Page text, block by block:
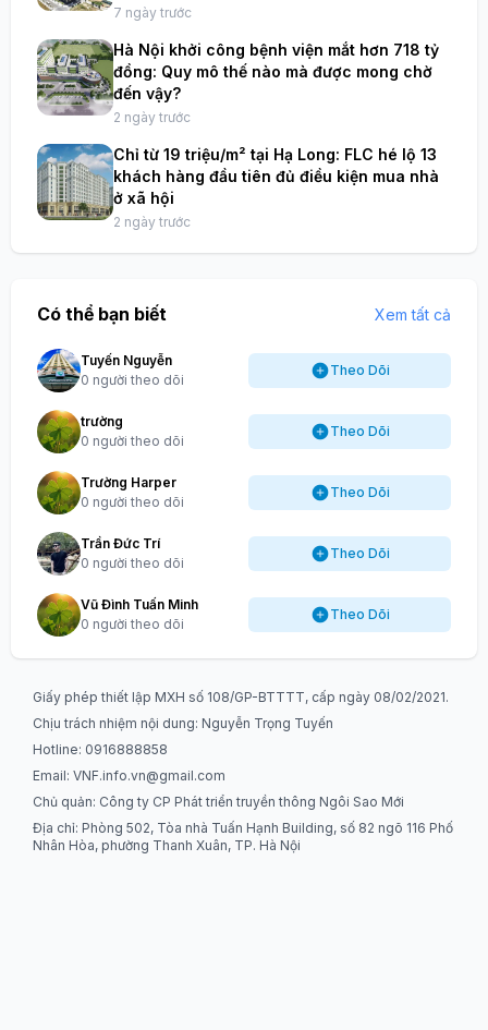
7 ngày trước
Hà Nội khởi công bệnh viện mắt hơn 718 tỷ
đồng: Quy mô thế nào mà được mong chờ
đến vậy?
2 ngày trước
Chỉ từ 19 triệu/m² tại Hạ Long: FLC hé lộ 13
khách hàng đầu tiên đủ điều kiện mua nhà
ở xã hội
2 ngày trước
Có thể bạn biết Xem tất cả
Tuyến Nguyễn
0 người theo dõi
Theo Dõi
trường
0 người theo dõi
Theo Dõi
Trường Harper
0 người theo dõi
Theo Dõi
Trần Đức Trí
0 người theo dõi
Theo Dõi
Vũ Đình Tuấn Minh
0 người theo dõi
Theo Dõi
Giấy phép thiết lập MXH số 108/GP-BTTTT, cấp ngày 08/02/2021.
Chịu trách nhiệm nội dung: Nguyễn Trọng Tuyến
Hotline: 0916888858
Email: VNF.info.vn@gmail.com
Chủ quản: Công ty CP Phát triển truyền thông Ngôi Sao Mới
Địa chỉ: Phòng 502, Tòa nhà Tuấn Hạnh Building, số 82 ngõ 116 Phố
Nhân Hòa, phường Thanh Xuân, TP. Hà Nội